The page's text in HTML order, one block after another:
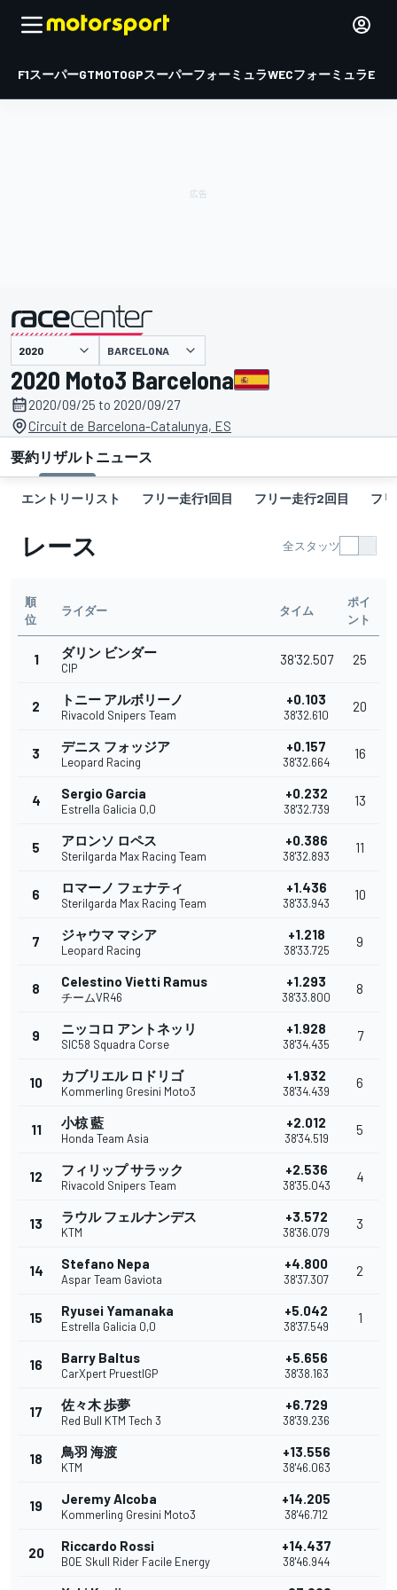
F1スーパーGTMOTOGPスーパーフォーミュラWECフォーミュラE
主催 BARCELONA
2020 Moto3 Barcelona
2020/09/25 to 2020/09/27
Circuit de Barcelona-Catalunya, ES
要約リザルト ニュース
エントリーリスト フリー走行1回目 フリー走行2回目 フ
レース 全スタッツ
順
位
ライダー タイム
ポイ
ント
1 ダリン ビンダー
CIP
38'32.507 25
2 トニー アルボリーノ
Rivacold Snipers Team
+0.103
38'32.610
20
3 デニス フォッジア
Leopard Racing
+0.157
38'32.664
16
4 Sergio Garcia
Estrella Galicia 0,0
+0.232
38'32.739
13
5 アロンソ ロペス
Sterilgarda Max Racing Team
+0.386
38'32.893
11
6 ロマーノ フェナティ
Sterilgarda Max Racing Team
+1.436
38'33.943
10
7 ジャウマ マシア
Leopard Racing
+1.218
38'33.725
9
8 Celestino Vietti Ramus
チームVR46
+1.293
38'33.800
8
9 ニッコロ アントネッリ
SIC58 Squadra Corse
+1.928
38'34.435
7
10 カブリエル ロドリゴ
Kommerling Gresini Moto3
+1.932
38'34.439
6
11 小椋 藍
Honda Team Asia
+2.012
38'34.519
5
12 フィリップ サラック
Rivacold Snipers Team
+2.536
38'35.043
4
13 ラウル フェルナンデス
KTM
+3.572
38'36.079
3
14 Stefano Nepa
Aspar Team Gaviota
+4.800
38'37.307
2
15 Ryusei Yamanaka
Estrella Galicia 0,0
+5.042
38'37.549
1
16 Barry Baltus
CarXpert PruestlGP
+5.656
38'38.163
17 佐々木 歩夢
Red Bull KTM Tech 3
+6.729
38'39.236
18 鳥羽 海渡
KTM
+13.556
38'46.063
19 Jeremy Alcoba
Kommerling Gresini Moto3
+14.205
38'46.712
20 Riccardo Rossi
BOE Skull Rider Facile Energy
+14.437
38'46.944